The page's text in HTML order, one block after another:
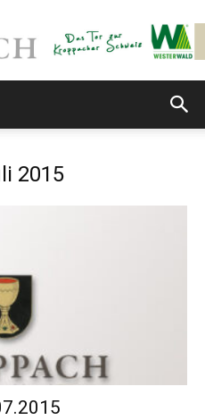
Kroppach
2015